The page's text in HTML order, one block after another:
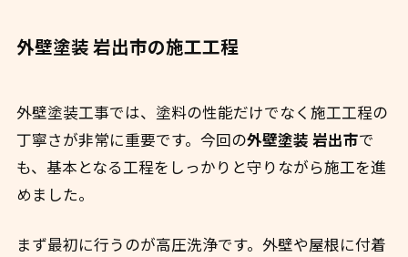
外壁塗装 岩出市の施工工程
外壁塗装工事では、塗料の性能だけでなく施工工程の
丁寧さが非常に重要です。今回の外壁塗装 岩出市で
も、基本となる工程をしっかりと守りながら施工を進
めました。
まず最初に行うのが高圧洗浄です。外壁や屋根に付着